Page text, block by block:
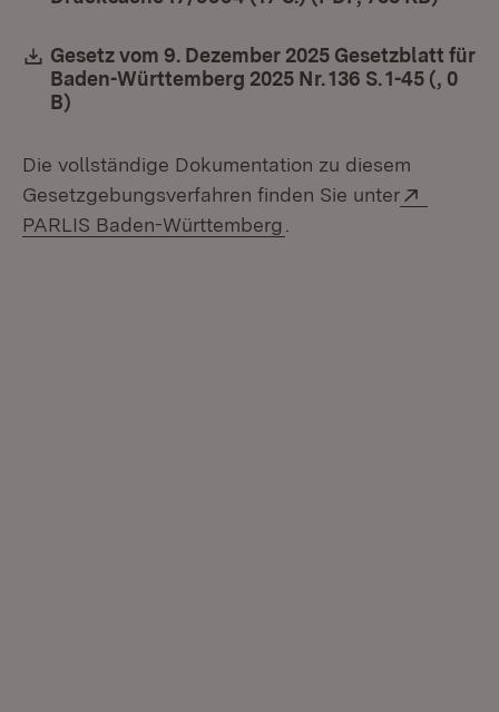
Download:
Gesetz vom 9. Dezember 2025 Gesetzblatt für
Baden-Württemberg 2025 Nr. 136 S. 1-45 (, 0
B)
Die vollständige Dokumentation zu diesem
Gesetzgebungsverfahren finden Sie unter
PARLIS Baden-Württemberg